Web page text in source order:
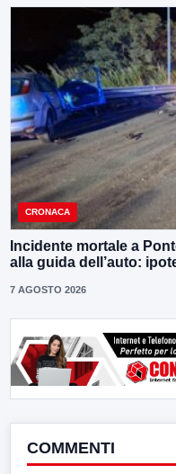
CRONACA
Incidente mortale a
alla guida dell’auto:
7 AGOSTO 2026
COMMENTI